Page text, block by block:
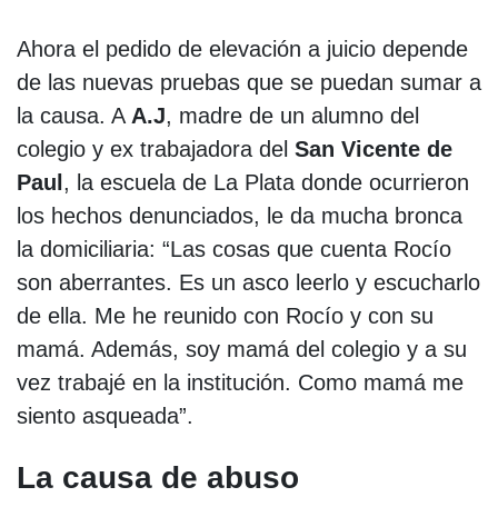
Ahora el pedido de elevación a juicio depende
de las nuevas pruebas que se puedan sumar a
la causa. A A.J, madre de un alumno del
colegio y ex trabajadora del San Vicente de
Paul , la escuela de La Plata donde ocurrieron
los hechos denunciados, le da mucha bronca
la domiciliaria: “Las cosas que cuenta Rocío
son aberrantes. Es un asco leerlo y escucharlo
de ella. Me he reunido con Rocío y con su
mamá. Además, soy mamá del colegio y a su
vez trabajé en la institución. Como mamá me
siento asqueada”.
La causa de abuso